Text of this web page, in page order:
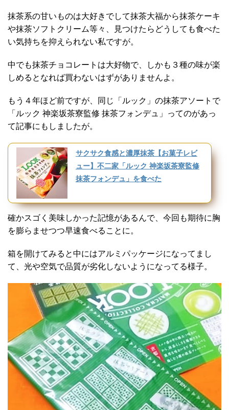
抹茶系の甘いものは大好きでして抹茶大福から抹茶ケーキ
や抹茶ソフトクリーム等々、見つけたらどうしても食べた
い気持ちを抑えられない私ですが。
中でも抹茶チョコレートは大好物で、しかも３種の味が楽
しめるとなれば買わないはずがありませんよ。
もう４年ほど前ですが、同じ「ルック」の抹茶アソートで
「ルック 神楽坂茶寮監修 抹茶フォンデュ」ってのがあっ
て記事にもしましたが。
サクサク食感と濃厚抹茶【お菓子レビ
ュー】不二家「ルック 神楽坂茶寮監修
抹茶フォンデュ」を食べた
確かスゴく美味しかった記憶があるんで、今回も期待に胸
を膨らませつつ早速食べることに。
箱を開けてみると中にはアルミパッケージになってまし
て、光や空気で品質が劣化しないようになってる様子。